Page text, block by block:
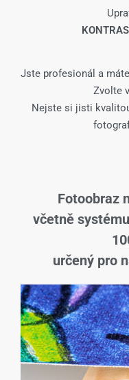
Jste profesionál a
Zvolte
Nejste si jisti
Fotoobraz
včetně
určený pro